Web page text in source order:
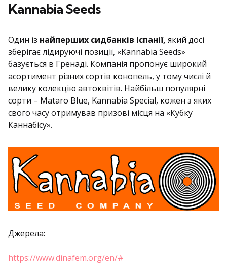
Kannabia Seeds
Один із найперших сидбанків Іспанії, який досі
зберігає лідируючі позиції, «Kannabia Seeds»
базується в Гренаді. Компанія пропонує широкий
асортимент різних сортів конопель, у тому числі й
велику колекцію автоквітів. Найбільш популярні
сорти – Mataro Blue, Kannabia Special, кожен з яких
свого часу отримував призові місця на «Кубку
Каннабісу».
Джерела:
https://www.dinafem.org/en/#